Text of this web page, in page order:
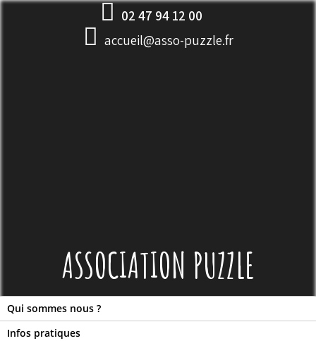
Skip
02 47 94 12 00
accueil@asso-puzzle.fr
ASSOCIATION PUZZLE
Qui sommes nous ?
Infos pratiques